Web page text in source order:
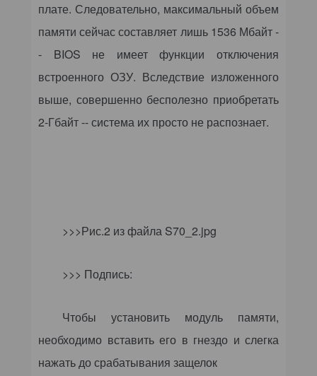
плате. Следовательно, максимальный объем
памяти сейчас составляет лишь 1536 Мбайт -
- BIOS не имеет функции отключения
встроенного ОЗУ. Вследствие изложенного
выше, совершенно бесполезно приобретать
2-Гбайт -- система их просто не распознает.
>>>Рис.2 из файла S70_2.jpg
>>> Подпись:
Чтобы установить модуль памяти,
необходимо вставить его в гнездо и слегка
нажать до срабатывания защелок